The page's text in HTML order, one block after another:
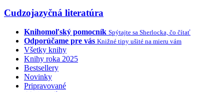
Cudzojazyčná literatúra
Knihomoľský pomocník Spýtajte sa Sherlocka, čo čítať
Odporúčame pre vás Knižné tipy ušité na mieru vám
Všetky knihy
Knihy roka 2025
Bestsellery
Novinky
Pripravované